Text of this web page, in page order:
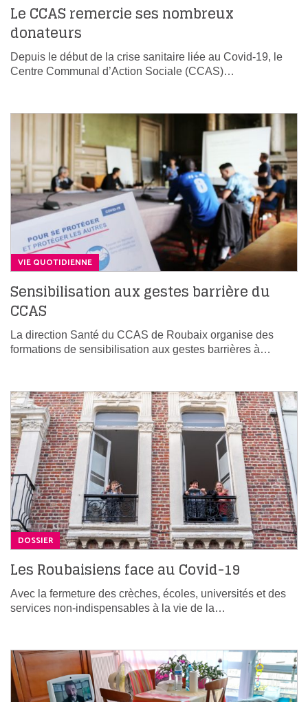
Le CCAS remercie ses nombreux
donateurs
Depuis le début de la crise sanitaire liée au Covid-19, le
Centre Communal d’Action Sociale (CCAS)…
VIE QUOTIDIENNE
Sensibilisation aux gestes barrière du
CCAS
La direction Santé du CCAS de Roubaix organise des
formations de sensibilisation aux gestes barrières à…
DOSSIER
Les Roubaisiens face au Covid-19
Avec la fermeture des crèches, écoles, universités et des
services non-indispensables à la vie de la…